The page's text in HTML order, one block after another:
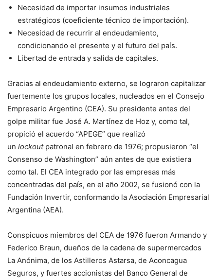
Necesidad de importar insumos industriales
estratégicos (coeficiente técnico de importación).
Necesidad de recurrir al endeudamiento,
condicionando el presente y el futuro del país.
Libertad de entrada y salida de capitales.
Gracias al endeudamiento externo, se lograron capitalizar
fuertemente los grupos locales, nucleados en el Consejo
Empresario Argentino (CEA). Su presidente antes del
golpe militar fue José A. Martínez de Hoz y, como tal,
propició el acuerdo “APEGE” que realizó
un lockoutpatronal en febrero de 1976; propusieron “el
Consenso de Washington” aún antes de que existiera
como tal. El CEA integrado por las empresas más
concentradas del país, en el año 2002, se fusionó con la
Fundación Invertir, conformando la Asociación Empresarial
Argentina (AEA).
Conspicuos miembros del CEA de 1976 fueron Armando y
Federico Braun, dueños de la cadena de supermercados
La Anónima, de los Astilleros Astarsa, de Aconcagua
Seguros, y fuertes accionistas del Banco General de